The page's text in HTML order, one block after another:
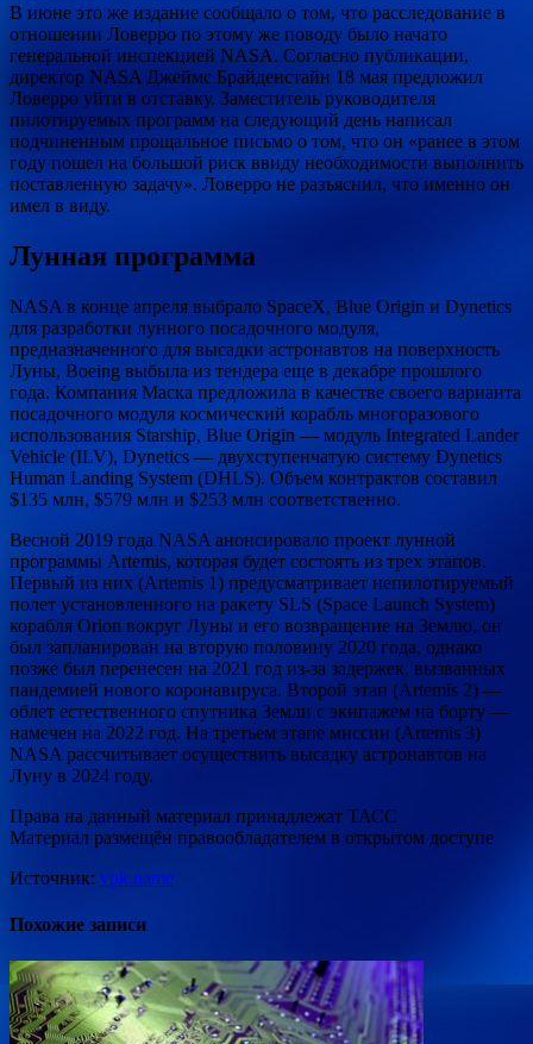
В июне это же издание сообщало о том, что расследование в
отношении Ловерро по этому же поводу было начато
генеральной инспекцией NASA. Согласно публикации,
директор NASA Джеймс Брайденстайн 18 мая предложил
Ловерро уйти в отставку. Заместитель руководителя
пилотируемых программ на следующий день написал
подчиненным прощальное письмо о том, что он «ранее в этом
году пошел на большой риск ввиду необходимости выполнить
поставленную задачу». Ловерро не разъяснил, что именно он
имел в виду.
Лунная программа
NASA в конце апреля выбрало SpaceX, Blue Origin и Dynetics
для разработки лунного посадочного модуля,
предназначенного для высадки астронавтов на поверхность
Луны, Boeing выбыла из тендера еще в декабре прошлого
года. Компания Маска предложила в качестве своего варианта
посадочного модуля космический корабль многоразового
использования Starship, Blue Origin — модуль Integrated Lander
Vehicle (ILV), Dynetics — двухступенчатую систему Dynetics
Human Landing System (DHLS). Объем контрактов составил
$135 млн, $579 млн и $253 млн соответственно.
Весной 2019 года NASA анонсировало проект лунной
программы Artemis, которая будет состоять из трех этапов.
Первый из них (Artemis 1) предусматривает непилотируемый
полет установленного на ракету SLS (Space Launch System)
корабля Orion вокруг Луны и его возвращение на Землю, он
был запланирован на вторую половину 2020 года, однако
позже был перенесен на 2021 год из-за задержек, вызванных
пандемией нового коронавируса. Второй этап (Artemis 2) —
облет естественного спутника Земли с экипажем на борту —
намечен на 2022 год. На третьем этапе миссии (Artemis 3)
NASA рассчитывает осуществить высадку астронавтов на
Луну в 2024 году.
Права на данный материал принадлежат ТАСС
Материал размещён правообладателем в открытом доступе
Источник: vpk.name
Похожие записи